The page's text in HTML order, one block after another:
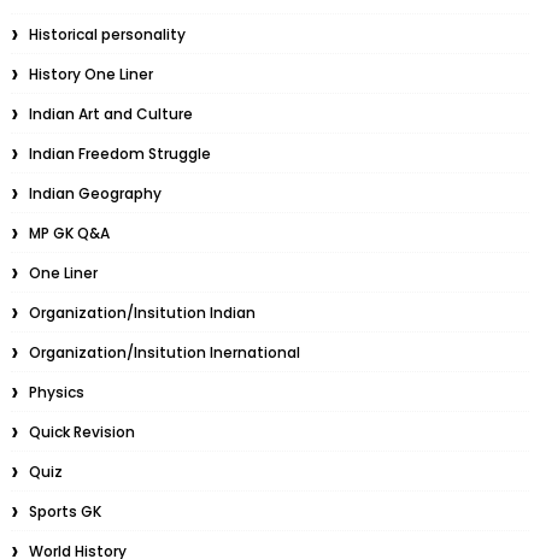
Historical personality
History One Liner
Indian Art and Culture
Indian Freedom Struggle
Indian Geography
MP GK Q&A
One Liner
Organization/Insitution Indian
Organization/Insitution Inernational
Physics
Quick Revision
Quiz
Sports GK
World History